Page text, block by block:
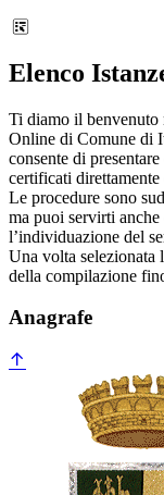
Elenco
Ti diamo il benvenuto
Online di Comune di
consente di
certificati direttamente
Le procedure sono
ma puoi servirti
l’individuazione del
Una volta selezionata
della compilazione
Anagrafe